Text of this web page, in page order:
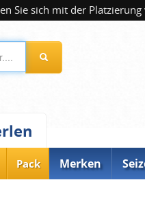
Sie sich mit der
Pack Merken